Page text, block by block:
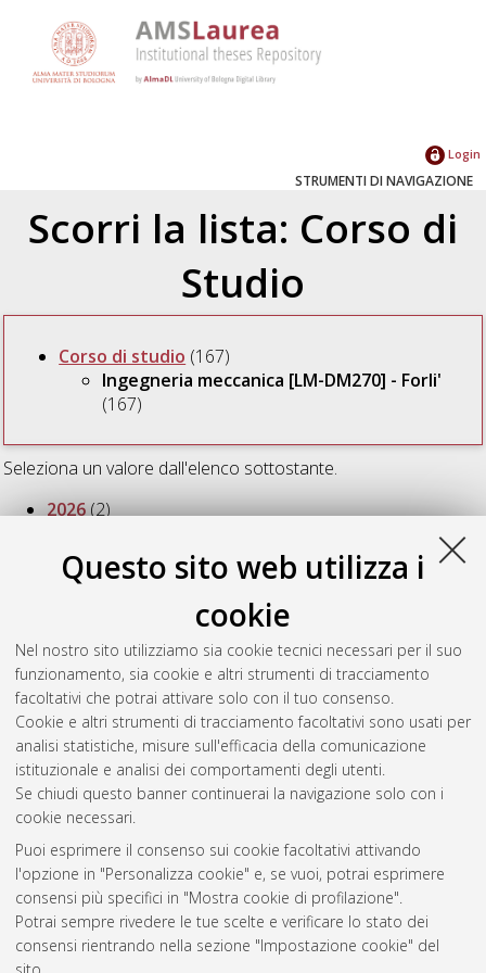
Questo sito web utilizza i
cookie
Nel nostro sito utilizziamo sia cookie tecnici necessari per il suo
funzionamento, sia cookie e altri strumenti di tracciamento
facoltativi che potrai attivare solo con il tuo consenso.
Cookie e altri strumenti di tracciamento facoltativi sono usati per
analisi statistiche, misure sull'efficacia della comunicazione
istituzionale e analisi dei comportamenti degli utenti.
Se chiudi questo banner continuerai la navigazione solo con i
cookie necessari.
Puoi esprimere il consenso sui cookie facoltativi attivando
l'opzione in "Personalizza cookie" e, se vuoi, potrai esprimere
consensi più specifici in "Mostra cookie di profilazione".
Potrai sempre rivedere le tue scelte e verificare lo stato dei
consensi rientrando nella sezione "Impostazione cookie" del
Login
STRUMENTI DI NAVIGAZIONE
Scorri la lista: Corso di
Studio
Corso di studio (167)
Ingegneria meccanica [LM-DM270] - Forli'
(167)
Seleziona un valore dall'elenco sottostante.
2026(2)
2024(7)
2023(10)
2020(23)
2019(20)
2018 (20)
2017(8)
2016(21)
2015(12)
Atom
Rss 1.0
Rss 2.0